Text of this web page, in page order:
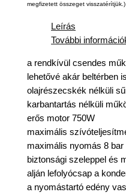
megfizetett összeget visszatérítjük.)
Leírás
További
a rendkívül csendes
lehetővé akár beltérben is
olajrészecskék nélküli
karbantartás nélküli
erős motor 750W
maximális
maximális nyomás 8 bar
biztonsági szeleppel és
alján lefolyócsap a
a nyomástartó edény